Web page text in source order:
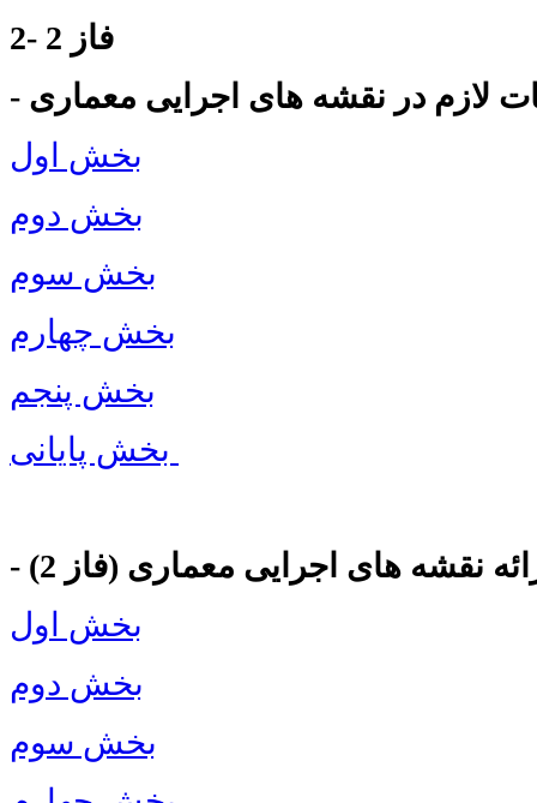
2- فاز 2
لازم در نقشه های اجرایی معماری
بخش اول
بخش دوم
بخش سوم
بخش چهارم
بخش پنجم
نقشه های اجرایی معماری (فاز 2)
بخش اول
بخش دوم
بخش سوم